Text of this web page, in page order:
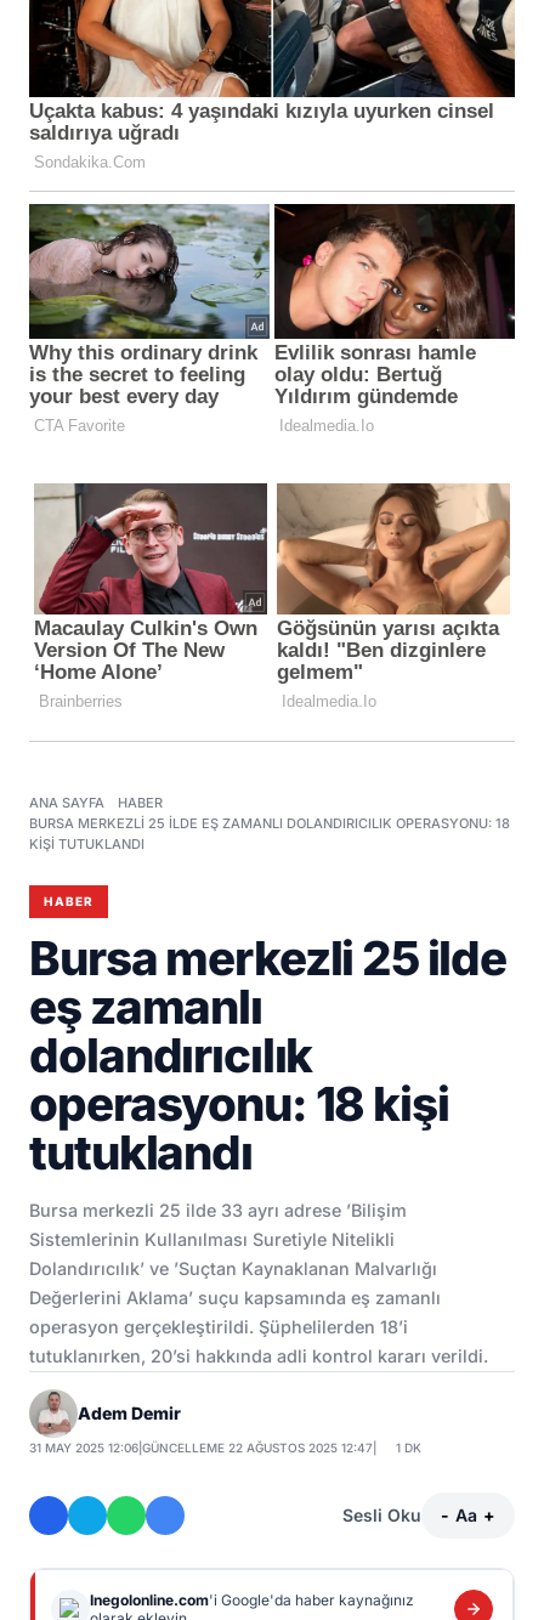
ANA SAYFA
HABER
BURSA MERKEZLI 25 ILDE EŞ ZAMANLI DOLANDIRICILIK OPERASYONU: 18
KIŞI TUTUKLANDI
HABER
Bursa merkezli 25 ilde
eş zamanlı
dolandırıcılık
operasyonu: 18 kişi
tutuklandı
Bursa merkezli 25 ilde 33 ayrı adrese ’Bilişim
Sistemlerinin Kullanılması Suretiyle Nitelikli
Dolandırıcılık’ ve ’Suçtan Kaynaklanan Malvarlığı
Değerlerini Aklama’ suçu kapsamında eş zamanlı
operasyon gerçekleştirildi. Şüphelilerden 18’i
tutuklanırken, 20’si hakkında adli kontrol kararı verildi.
Adem Demir
31 MAY 2025 12:06 |GÜNCELLEME 22 AĞUSTOS 2025 12:47 1 DK
Sesli Oku - Aa +
Inegolonline.com'i Google'da haber kaynağınız